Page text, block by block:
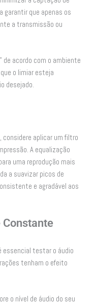
garantir que apenas os
a transmissão ou
de acordo com o ambiente
o limiar esteja
desejado.
considere aplicar um filtro
A equalização
uma reprodução mais
a suavizar picos de
e agradável aos
Constante
essencial testar o áudio
tenham o efeito
o nível de áudio do seu